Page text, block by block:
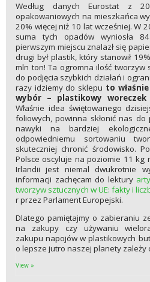
Według danych Eurostat z
opakowaniowych na mieszkańca
20% więcej niż 10 lat wcześniej. W
suma tych opadów wyniosła
pierwszym miejscu znalazł się
drugi był plastik, który stanowił
mln ton! Ta ogromna ilość tworzyw
do podjęcia szybkich działań i
razy idziemy do sklepu to
wybór – plastikowy
Właśnie idea świętowanego
foliowych, powinna skłonić nas
nawyki na bardziej
odpowiedniemu sortowaniu
skuteczniej chronić środowisko.
Polsce oscyluje na poziomie 11 kg
Irlandii jest niemal dwukrotnie
informacji zachęcam do lektury
tworzyw sztucznych w UE: fakty i
r przez Parlament Europejski.
Dlatego pamiętajmy o zabieraniu
na zakupy czy używaniu
zakupu napojów w plastikowych
o lepsze jutro naszej planety zależy
View »